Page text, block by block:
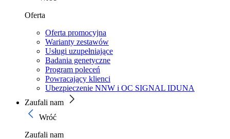
Oferta
Oferta promocyjna
Warianty zestawów
Usługi uzupełniające
Badania genetyczne
Program poleceń
Powracający klienci
Ubezpieczenie NNW i OC SIGNAL IDUNA
Zaufali nam
Wróć
Zaufali nam